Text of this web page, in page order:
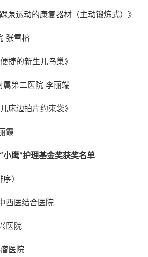
泵运动的康复器材（主动锻炼式）》
张雪榕
捷的新生儿鸟巢》
属第二医院 李丽端
床边拍片约束袋》
霞
鹰”护理基金奖获奖名单
序）
西医结合医院
医院
医院